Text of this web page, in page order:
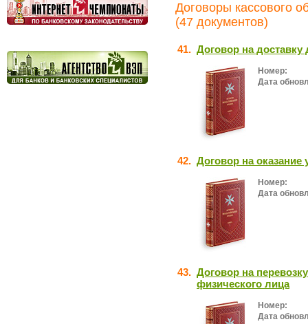
Договоры кассового
(47 документов)
41. Договор на
Номер:
Дата
42. Договор на оказание
Номер:
Дата
43. Договор на
физического лица
Номер:
Дата